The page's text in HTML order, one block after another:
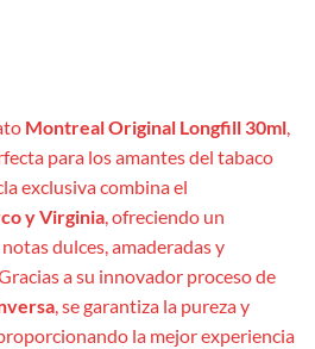
Montreal Original Longfill 30ml,
para los amantes del tabaco
exclusiva combina el
y Virginia, ofreciendo un
dulces, amaderadas y
a su innovador proceso de
, se garantiza la pureza y
la mejor experiencia